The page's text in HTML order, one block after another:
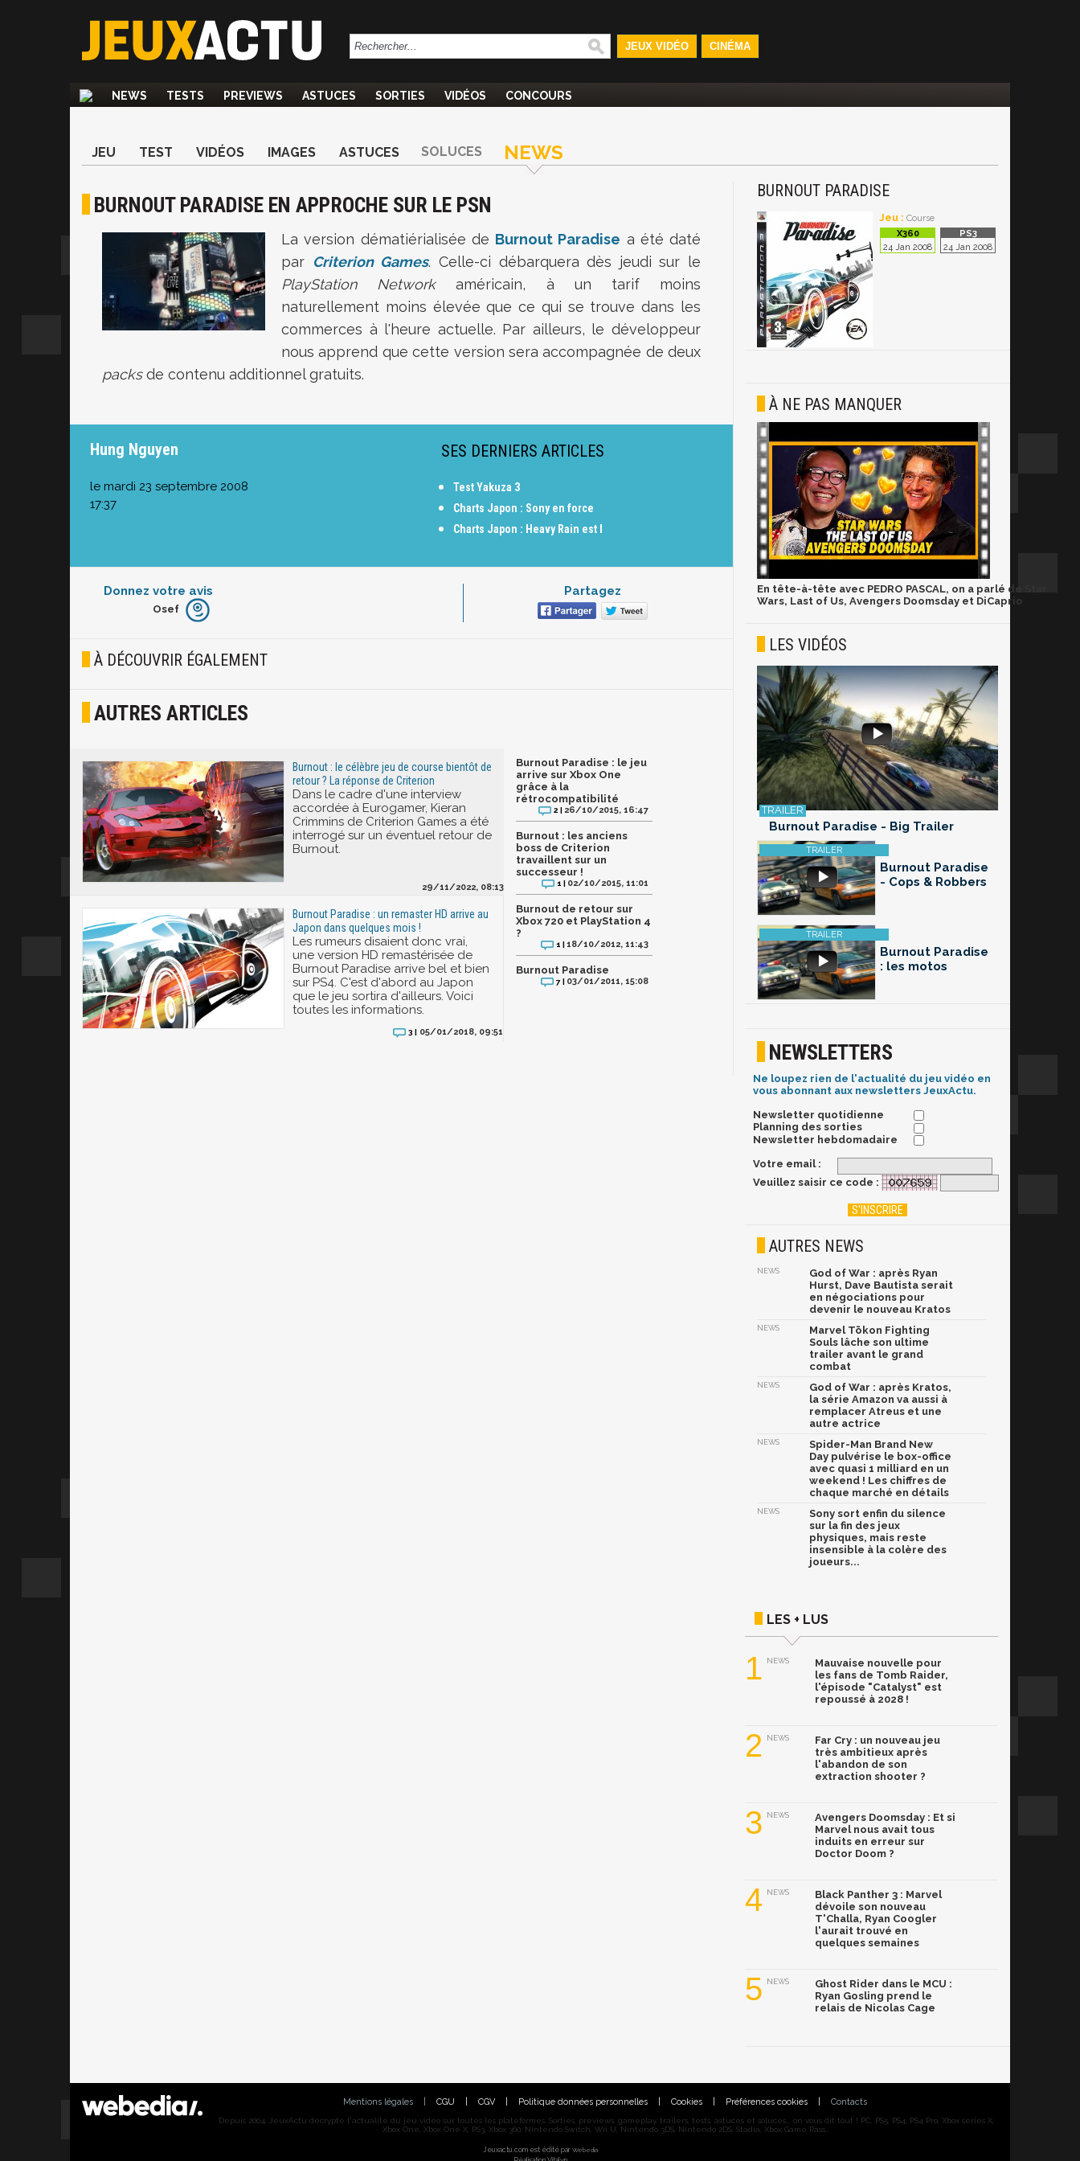
JEUX VIDÉO CINÉMA
NEWS TESTS PREVIEWS ASTUCES SORTIES VIDÉOS CONCOURS
JEU TEST VIDÉOS IMAGES ASTUCES SOLUCES NEWS
BURNOUT PARADISE EN APPROCHE SUR LE PSN
La version dématiérialisée de Burnout Paradise a été daté
par Criterion Games. Celle-ci débarquera dès jeudi sur le
PlayStation Networkaméricain, à un tarif moins
naturellement moins élevée que ce qui se trouve dans les
commerces à l'heure actuelle. Par ailleurs, le développeur
nous apprend que cette version sera accompagnée de deux
packsde contenu additionnel gratuits.
Hung Nguyen
le mardi 23 septembre 2008
17:37
SES DERNIERS ARTICLES
Test Yakuza 3
Charts Japon : Sony en force
Charts Japon : Heavy Rain est l
Donnez votre avis
Furieux
Joyeux
Osef
Partagez
À DÉCOUVRIR ÉGALEMENT
AUTRES ARTICLES
Burnout : le célèbre jeu de course bientôt de
retour ? La réponse de Criterion
Dans le cadre d'une interview
accordée à Eurogamer, Kieran
Crimmins de Criterion Games a été
interrogé sur un éventuel retour de
Burnout.
29/11/2022, 08:13
Burnout Paradise : un remaster HD arrive au
Japon dans quelques mois !
Les rumeurs disaient donc vrai,
une version HD remastérisée de
Burnout Paradise arrive bel et bien
sur PS4. C'est d'abord au Japon
que le jeu sortira d'ailleurs. Voici
toutes les informations.
3 | 05/01/2018, 09:51
Burnout Paradise : le jeu
arrive sur Xbox One
grâce à la
rétrocompatibilité
2 | 26/10/2015, 16:47
Burnout : les anciens
boss de Criterion
travaillent sur un
successeur !
1 | 02/10/2015, 11:01
Burnout de retour sur
Xbox 720 et PlayStation 4
?
1 |18/10/2012, 11:43
Burnout Paradise
7 | 03/01/2011, 15:08
BURNOUT PARADISE
Jeu : Course
24 Jan 2008 24 Jan 2008
À NE PAS MANQUER
En tête-à-tête avec PEDRO PASCAL, on a parlé de Star
Wars, Last of Us, Avengers Doomsday et DiCaprio
LES VIDÉOS
Burnout Paradise - Big Trailer
Burnout Paradise
- Cops & Robbers
Burnout Paradise
: les motos
NEWSLETTERS
Ne loupez rien de l'actualité du jeu vidéo en
vous abonnant aux newsletters JeuxActu.
Newsletter quotidienne
Planning des sorties
Newsletter hebdomadaire
Votre email :
Veuillez saisir ce code :
AUTRES NEWS
NEWS
God of War : après Ryan
Hurst, Dave Bautista serait
en négociations pour
devenir le nouveau Kratos
NEWS
Marvel Tōkon Fighting
Souls lâche son ultime
trailer avant le grand
combat
NEWS
God of War : après Kratos,
la série Amazon va aussi à
remplacer Atreus et une
autre actrice
NEWS
Spider-Man Brand New
Day pulvérise le box-office
avec quasi 1 milliard en un
weekend ! Les chiffres de
chaque marché en détails
NEWS
Sony sort enfin du silence
sur la fin des jeux
physiques, mais reste
insensible à la colère des
joueurs...
LES + LUS
1 NEWS
Mauvaise nouvelle pour
les fans de Tomb Raider,
l'épisode "Catalyst" est
repoussé à 2028 !
2 NEWS
Far Cry : un nouveau jeu
très ambitieux après
l'abandon de son
extraction shooter ?
3 NEWS
Avengers Doomsday : Et si
Marvel nous avait tous
induits en erreur sur
Doctor Doom ?
4 NEWS
Black Panther 3 : Marvel
dévoile son nouveau
T'Challa, Ryan Coogler
l'aurait trouvé en
quelques semaines
5 NEWS
Ghost Rider dans le MCU :
Ryan Gosling prend le
relais de Nicolas Cage
Mentions légales CGU CGV Politique données personnelles Cookies Préférences cookies Contacts
Depuis 2004, JeuxActu décrypte l'actualité du jeu vidéo sur toutes les plateformes. Sorties, previews, gameplay, trailers, tests, astuces et soluces... on vous dit tout ! PC, PS5, PS4, PS4 Pro, Xbox series X,
Xbox One, Xbox One X, PS3, Xbox 360, Nintendo Switch, Wii U, Nintendo 3DS, Nintendo 2DS, Stadia, Xbox Game Pass...
Jeuxactu.com est édité par Webedia